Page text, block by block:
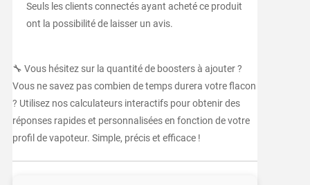
Seuls les clients connectés ayant acheté ce produit
ont la possibilité de laisser un avis.
🔧 Vous hésitez sur la quantité de boosters à ajouter ?
Vous ne savez pas combien de temps durera votre flacon
? Utilisez nos calculateurs interactifs pour obtenir des
réponses rapides et personnalisées en fonction de votre
profil de vapoteur. Simple, précis et efficace !